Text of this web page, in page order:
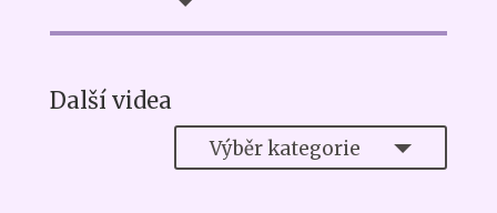
Další videa
Výběr kategorie